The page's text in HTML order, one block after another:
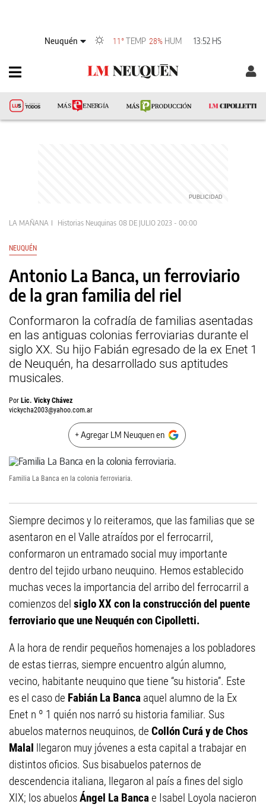
Neuquén 11°TEMP 28% HUM 13:52 HS
LA MAÑANA Historias Neuquinas 08 DE JULIO 2023 - 00:00
NEUQUÉN
Antonio La Banca, un ferroviario
de la gran familia del riel
Conformaron la cofradía de familias asentadas
en las antiguas colonias ferroviarias durante el
siglo XX. Su hijo Fabián egresado de la ex Enet 1
de Neuquén, ha desarrollado sus aptitudes
musicales.
Por Lic. Vicky Chávez
vickycha2003@yahoo.com.ar
+ Agregar LM Neuquen en
Familia La Banca en la colonia ferroviaria.
Siempre decimos y lo reiteramos, que las familias que se
asentaron en el Valle atraídos por el ferrocarril,
conformaron un entramado social muy importante
dentro del tejido urbano neuquino. Hemos establecido
muchas veces la importancia del arribo del ferrocarril a
comienzos del siglo XX con la construcción del puente
ferroviario que une Neuquén con Cipolletti.
A la hora de rendir pequeños homenajes a los pobladores
de estas tierras, siempre encuentro algún alumno,
vecino, habitante neuquino que tiene “su historia”. Este
es el caso de Fabián La Banca aquel alumno de la Ex
Enet n º 1 quién nos narró su historia familiar. Sus
abuelos maternos neuquinos, de Collón Curá y de Chos
Malal llegaron muy jóvenes a esta capital a trabajar en
distintos oficios. Sus bisabuelos paternos de
descendencia italiana, llegaron al país a fines del siglo
XIX; los abuelosÁngel La Bancae Isabel Loyola nacieron